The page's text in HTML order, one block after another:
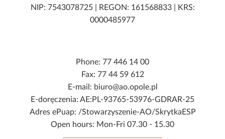
NIP: 7543078725| REGON: 161568833|
KRS:
0000485977
Phone: 77 446 14 00
Fax: 77 44 59 612
E-mail: biuro@ao.opole.pl
E-doręczenia: AE:PL-93765-53976-GDRAR-25
Adres ePuap: /Stowarzyszenie-AO/SkrytkaESP
Open hours: Mon-Fri 07.30 - 15.30